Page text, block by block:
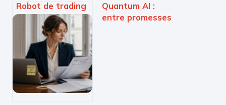
Robot de trading
automatique : 93
stratégies, 2
minutes de
gestion et la fin
des erreurs
humaines ?
Quantum AI :
entre promesses